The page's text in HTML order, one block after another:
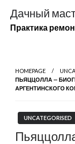
содержимому
Дачный
Практика
HOMEPAGE
ПЬЯЦЦОЛЛА —
АРГЕНТИНСКОГО
UNCATEGORISED